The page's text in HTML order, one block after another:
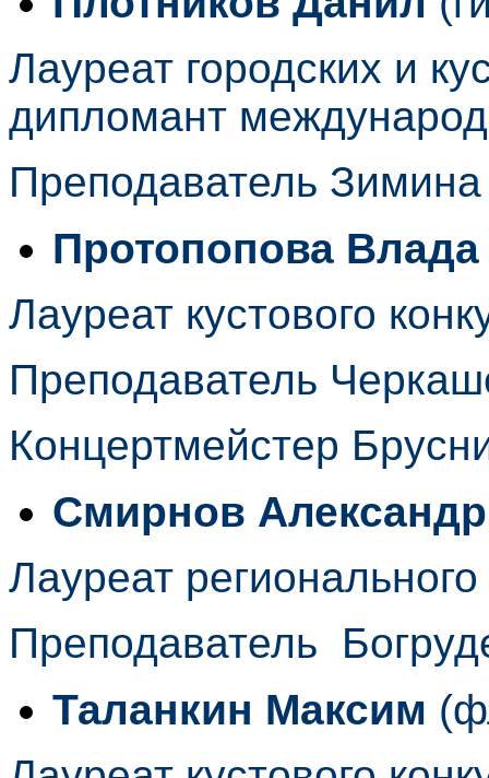
Лауреат городских и
дипломант
Преподаватель
Протопопова Влада
Лауреат кустового
Преподаватель
Концертмейстер
Смирнов Александр
Лауреат
Преподаватель
Таланкин Максим